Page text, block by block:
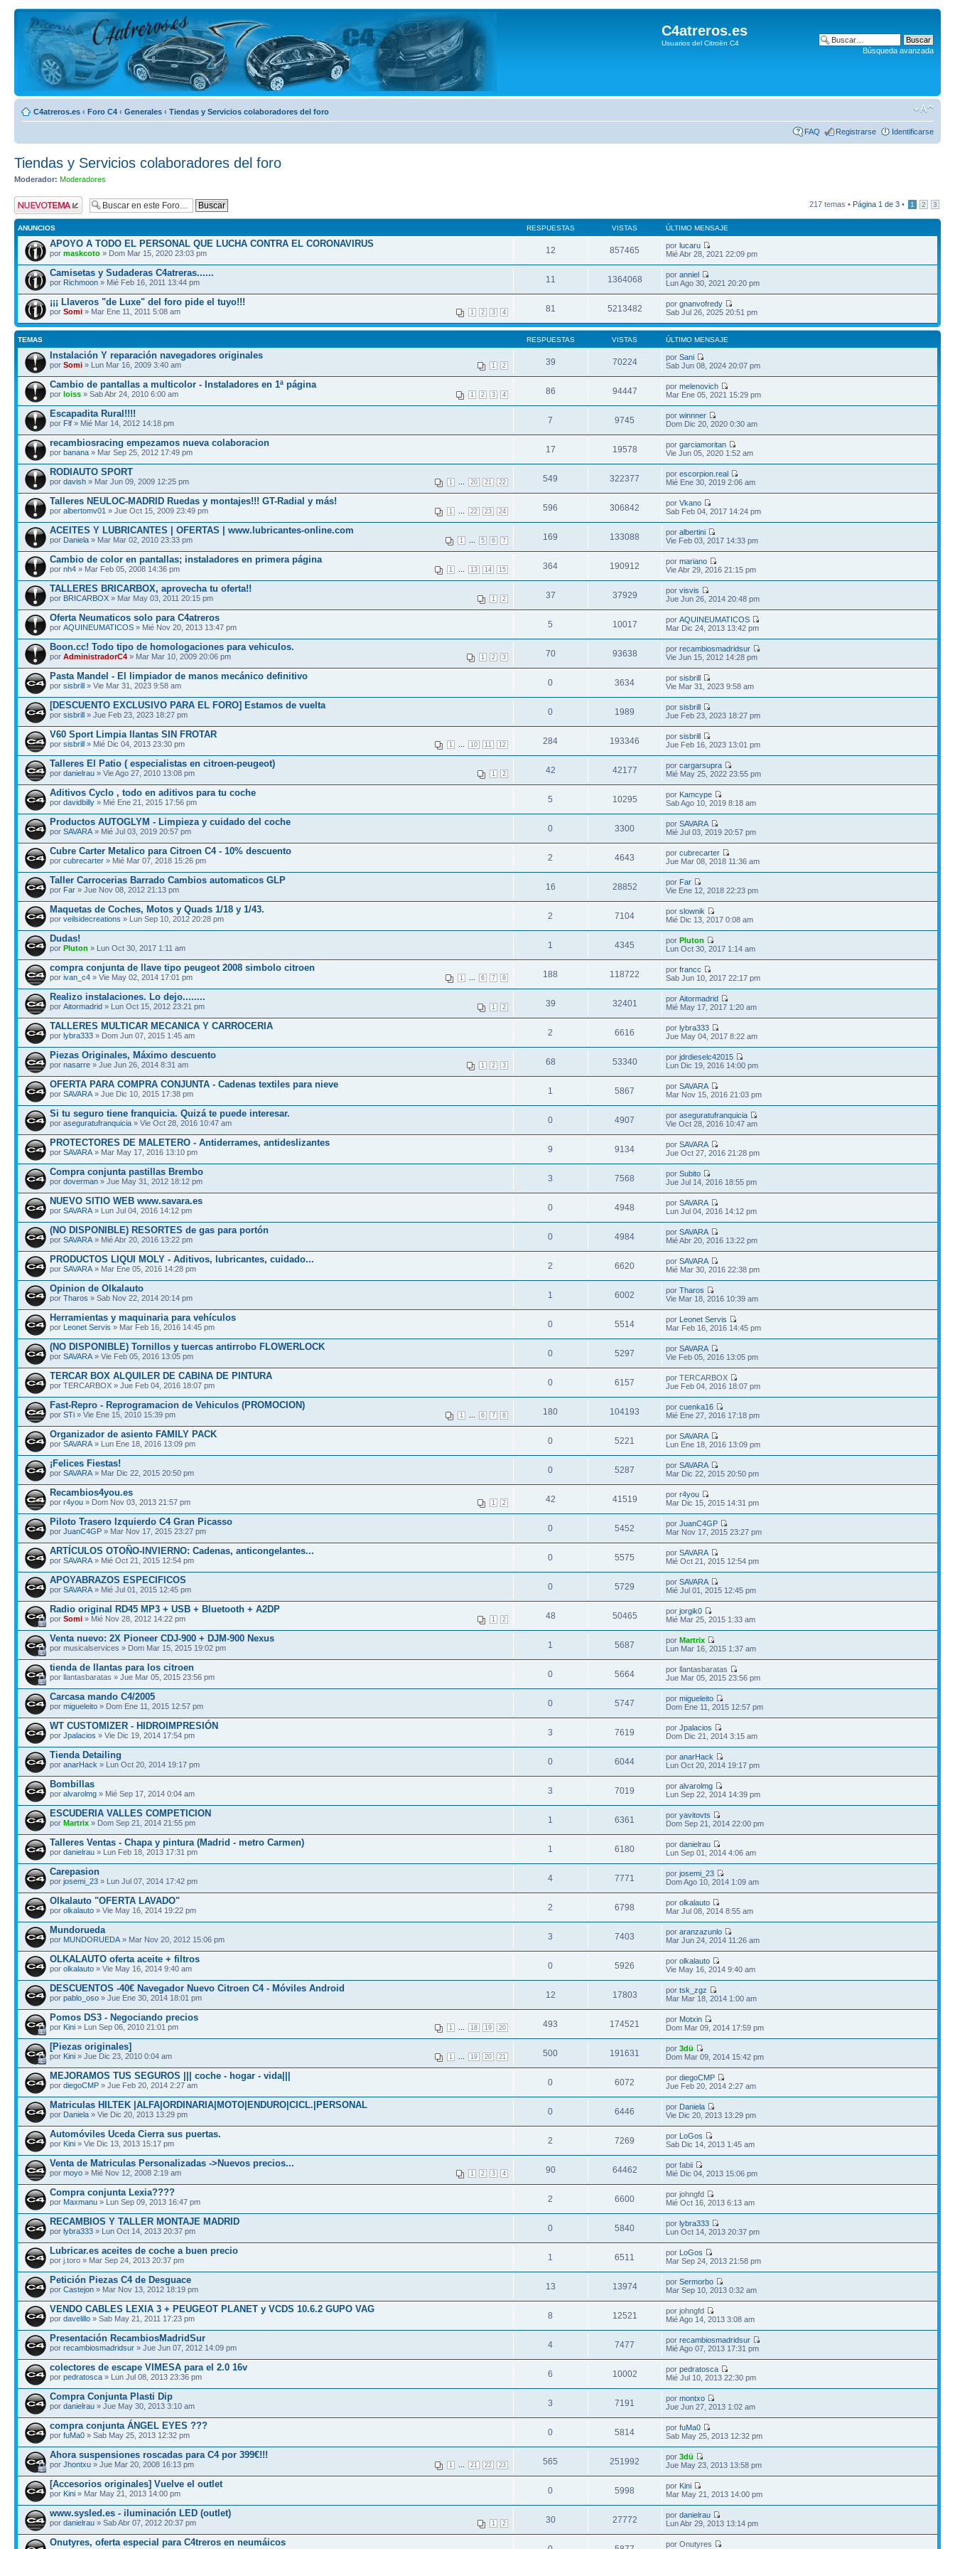
Búsqueda avanzada
C4atreros.es
Usuarios del Citroën C4
C4atreros.es ‹ Foro C4 ‹ Generales ‹ Tiendas y Servicios colaboradores del foro
FAQ Registrarse Identificarse
Tiendas y Servicios colaboradores del foro
Moderador: Moderadores
Publicar un nuevo
tema
217 temas • Página 1 de 3 • 1 2 3
ANUNCIOS RESPUESTAS VISTAS ÚLTIMO MENSAJE
APOYO A TODO EL PERSONAL QUE LUCHA CONTRA EL CORONAVIRUS
por maskcoto » Dom Mar 15, 2020 23:03 pm 12 857465 porlucaru
Mié Abr 28, 2021 22:09 pm
Camisetas y Sudaderas C4atreras......
por Richmoon » Mié Feb 16, 2011 13:44 pm 11 1364068 poranniel
Lun Ago 30, 2021 20:20 pm
¡¡¡ Llaveros "de Luxe" del foro pide el tuyo!!!
1 2 3 4
por Somi » Mar Ene 11, 2011 5:08 am 81 5213482 porgnanvofredy
Sab Jul 26, 2025 20:51 pm
TEMAS RESPUESTAS VISTAS ÚLTIMO MENSAJE
Instalación Y reparación navegadores originales
1 2
por Somi » Lun Mar 16, 2009 3:40 am 39 70224 porSani
Sab Jun 08, 2024 20:07 pm
Cambio de pantallas a multicolor - Instaladores en 1ª página
1 2 3 4
por loiss » Sab Abr 24, 2010 6:00 am 86 94447 pormelenovich
Mar Ene 05, 2021 15:29 pm
Escapadita Rural!!!!
por Flf » Mié Mar 14, 2012 14:18 pm 7 9745 porwinnner
Dom Dic 20, 2020 0:30 am
recambiosracing empezamos nueva colaboracion
por banana » Mar Sep 25, 2012 17:49 pm 17 19578 porgarciamoritan
Vie Jun 05, 2020 1:52 am
RODIAUTO SPORT
1 20 21 22
por davish » Mar Jun 09, 2009 12:25 pm 549 322377 porescorpion.real
Mié Ene 30, 2019 2:06 am
Talleres NEULOC-MADRID Ruedas y montajes!!! GT-Radial y más!
1 22 23 24
por albertomv01 » Jue Oct 15, 2009 23:49 pm 596 306842 porVkano
Sab Feb 04, 2017 14:24 pm
ACEITES Y LUBRICANTES | OFERTAS | www.lubricantes-online.com
1 5 6 7
por Daniela » Mar Mar 02, 2010 23:33 pm 169 133088 poralbertini
Vie Feb 03, 2017 14:33 pm
Cambio de color en pantallas; instaladores en primera página
1 13 14 15
por nh4 » Mar Feb 05, 2008 14:36 pm 364 190912 pormariano
Vie Abr 29, 2016 21:15 pm
TALLERES BRICARBOX, aprovecha tu oferta!!
1 2
por BRICARBOX » Mar May 03, 2011 20:15 pm 37 37929 porvisvis
Jue Jun 26, 2014 20:48 pm
Oferta Neumaticos solo para C4atreros
por AQUINEUMATICOS » Mié Nov 20, 2013 13:47 pm 5 10017 porAQUINEUMATICOS
Mar Dic 24, 2013 13:42 pm
Boon.cc! Todo tipo de homologaciones para vehiculos.
1 2 3
por AdministradorC4 » Mar Mar 10, 2009 20:06 pm 70 93638 porrecambiosmadridsur
Vie Jun 15, 2012 14:28 pm
Pasta Mandel - El limpiador de manos mecánico definitivo
por sisbrill » Vie Mar 31, 2023 9:58 am 0 3634 porsisbrill
Vie Mar 31, 2023 9:58 am
[DESCUENTO EXCLUSIVO PARA EL FORO] Estamos de vuelta
por sisbrill » Jue Feb 23, 2023 18:27 pm 0 1989 porsisbrill
Jue Feb 23, 2023 18:27 pm
V60 Sport Limpia llantas SIN FROTAR
1 10 11 12
por sisbrill » Mié Dic 04, 2013 23:30 pm 284 193346 porsisbrill
Jue Feb 16, 2023 13:01 pm
Talleres El Patio ( especialistas en citroen-peugeot)
1 2
por danielrau » Vie Ago 27, 2010 13:08 pm 42 42177 porcargarsupra
Mié May 25, 2022 23:55 pm
Aditivos Cyclo , todo en aditivos para tu coche
por davidbilly » Mié Ene 21, 2015 17:56 pm 5 10295 por Kamcype
Sab Ago 10, 2019 8:18 am
Productos AUTOGLYM - Limpieza y cuidado del coche
por SAVARA » Mié Jul 03, 2019 20:57 pm 0 3300 porSAVARA
Mié Jul 03, 2019 20:57 pm
Cubre Carter Metalico para Citroen C4 - 10% descuento
por cubrecarter » Mié Mar 07, 2018 15:26 pm 2 4643 porcubrecarter
Jue Mar 08, 2018 11:36 am
Taller Carrocerias Barrado Cambios automaticos GLP
por Far » Jue Nov 08, 2012 21:13 pm 16 28852 por Far
Vie Ene 12, 2018 22:23 pm
Maquetas de Coches, Motos y Quads 1/18 y 1/43.
por veilsidecreations » Lun Sep 10, 2012 20:28 pm 2 7104 porslownik
Mié Dic 13, 2017 0:08 am
Dudas!
por Pluton » Lun Oct 30, 2017 1:11 am 1 4345 porPluton
Lun Oct 30, 2017 1:14 am
compra conjunta de llave tipo peugeot 2008 simbolo citroen
1 6 7 8
por ivan_c4 » Vie May 02, 2014 17:01 pm 188 118722 porfrancc
Sab Jun 10, 2017 22:17 pm
Realizo instalaciones. Lo dejo........
1 2
por Aitormadrid » Lun Oct 15, 2012 23:21 pm 39 32401 porAitormadrid
Mié May 17, 2017 1:20 am
TALLERES MULTICAR MECANICA Y CARROCERIA
por lybra333 » Dom Jun 07, 2015 1:45 am 2 6616 porlybra333
Jue May 04, 2017 8:22 am
Piezas Originales, Máximo descuento
1 2 3
por nasarre » Jue Jun 26, 2014 8:31 am 68 53340 porjdrdieselc42015
Lun Dic 19, 2016 14:00 pm
OFERTA PARA COMPRA CONJUNTA - Cadenas textiles para nieve
por SAVARA » Jue Dic 10, 2015 17:38 pm 1 5867 porSAVARA
Mar Nov 15, 2016 21:03 pm
Si tu seguro tiene franquicia. Quizá te puede interesar.
por aseguratufranquicia » Vie Oct 28, 2016 10:47 am 0 4907 poraseguratufranquicia
Vie Oct 28, 2016 10:47 am
PROTECTORES DE MALETERO - Antiderrames, antideslizantes
por SAVARA » Mar May 17, 2016 13:10 pm 9 9134 porSAVARA
Jue Oct 27, 2016 21:28 pm
Compra conjunta pastillas Brembo
por doverman » Jue May 31, 2012 18:12 pm 3 7568 porSubito
Jue Jul 14, 2016 18:55 pm
NUEVO SITIO WEB www.savara.es
por SAVARA » Lun Jul 04, 2016 14:12 pm 0 4948 porSAVARA
Lun Jul 04, 2016 14:12 pm
(NO DISPONIBLE) RESORTES de gas para portón
por SAVARA » Mié Abr 20, 2016 13:22 pm 0 4984 porSAVARA
Mié Abr 20, 2016 13:22 pm
PRODUCTOS LIQUI MOLY - Aditivos, lubricantes, cuidado...
por SAVARA » Mar Ene 05, 2016 14:28 pm 2 6620 porSAVARA
Mié Mar 30, 2016 22:38 pm
Opinion de Olkalauto
por Tharos » Sab Nov 22, 2014 20:14 pm 1 6002 porTharos
Vie Mar 18, 2016 10:39 am
Herramientas y maquinaria para vehículos
por Leonet Servis » Mar Feb 16, 2016 14:45 pm 0 5514 por Leonet Servis
Mar Feb 16, 2016 14:45 pm
(NO DISPONIBLE) Tornillos y tuercas antirrobo FLOWERLOCK
por SAVARA » Vie Feb 05, 2016 13:05 pm 0 5297 porSAVARA
Vie Feb 05, 2016 13:05 pm
TERCAR BOX ALQUILER DE CABINA DE PINTURA
por TERCARBOX » Jue Feb 04, 2016 18:07 pm 0 6157
por TERCARBOX
Jue Feb 04, 2016 18:07 pm
Fast-Repro - Reprogramacion de Vehiculos (PROMOCION)
1 6 7 8
por STi » Vie Ene 15, 2010 15:39 pm 180 104193 porcuenka16
Mié Ene 27, 2016 17:18 pm
Organizador de asiento FAMILY PACK
por SAVARA » Lun Ene 18, 2016 13:09 pm 0 5221 porSAVARA
Lun Ene 18, 2016 13:09 pm
¡Felices Fiestas!
por SAVARA » Mar Dic 22, 2015 20:50 pm 0 5287 porSAVARA
Mar Dic 22, 2015 20:50 pm
Recambios4you.es
1 2
por r4you » Dom Nov 03, 2013 21:57 pm 42 41519 porr4you
Mar Dic 15, 2015 14:31 pm
Piloto Trasero Izquierdo C4 Gran Picasso
por JuanC4GP » Mar Nov 17, 2015 23:27 pm 0 5452 porJuanC4GP
Mar Nov 17, 2015 23:27 pm
ARTÍCULOS OTOÑO-INVIERNO: Cadenas, anticongelantes...
por SAVARA » Mié Oct 21, 2015 12:54 pm 0 5575 porSAVARA
Mié Oct 21, 2015 12:54 pm
APOYABRAZOS ESPECIFICOS
por SAVARA » Mié Jul 01, 2015 12:45 pm 0 5729 porSAVARA
Mié Jul 01, 2015 12:45 pm
Radio original RD45 MP3 + USB + Bluetooth + A2DP
1 2
por Somi » Mié Nov 28, 2012 14:22 pm 48 50465 porjorgik0
Mié Mar 25, 2015 1:33 am
Venta nuevo: 2X Pioneer CDJ-900 + DJM-900 Nexus
por musicalservices » Dom Mar 15, 2015 19:02 pm 1 5687 porMartrix
Lun Mar 16, 2015 1:37 am
tienda de llantas para los citroen
por llantasbaratas » Jue Mar 05, 2015 23:56 pm 0 5664
por llantasbaratas
Jue Mar 05, 2015 23:56 pm
Carcasa mando C4/2005
por migueleito » Dom Ene 11, 2015 12:57 pm 0 5747 pormigueleito
Dom Ene 11, 2015 12:57 pm
WT CUSTOMIZER - HIDROIMPRESIÓN
por Jpalacios » Vie Dic 19, 2014 17:54 pm 3 7619 porJpalacios
Dom Dic 21, 2014 3:15 am
Tienda Detailing
por anarHack » Lun Oct 20, 2014 19:17 pm 0 6044 poranarHack
Lun Oct 20, 2014 19:17 pm
Bombillas
por alvarolmg » Mié Sep 17, 2014 0:04 am 3 7019 poralvarolmg
Lun Sep 22, 2014 14:39 pm
ESCUDERIA VALLES COMPETICION
por Martrix » Dom Sep 21, 2014 21:55 pm 1 6361 poryavitovts
Dom Sep 21, 2014 22:00 pm
Talleres Ventas - Chapa y pintura (Madrid - metro Carmen)
por danielrau » Lun Feb 18, 2013 17:31 pm 1 6180 pordanielrau
Lun Sep 01, 2014 4:06 am
Carepasion
por josemi_23 » Lun Jul 07, 2014 17:42 pm 4 7771 porjosemi_23
Dom Ago 10, 2014 1:09 am
Olkalauto "OFERTA LAVADO"
por olkalauto » Vie May 16, 2014 19:22 pm 2 6798 porolkalauto
Mar Jul 08, 2014 8:55 am
Mundorueda
por MUNDORUEDA » Mar Nov 20, 2012 15:06 pm 3 7403 poraranzazunlo
Mar Jun 24, 2014 11:26 am
OLKALAUTO oferta aceite + filtros
por olkalauto » Vie May 16, 2014 9:40 am 0 5926 porolkalauto
Vie May 16, 2014 9:40 am
DESCUENTOS -40€ Navegador Nuevo Citroen C4 - Móviles Android
por pablo_oso » Jue Ene 30, 2014 18:01 pm 12 17803 portsk_zgz
Mar Mar 18, 2014 1:00 am
Pomos DS3 - Negociando precios
1 18 19 20
por Kini » Lun Sep 06, 2010 21:01 pm 493 174521 por Motxin
Dom Mar 09, 2014 17:59 pm
[Piezas originales]
1 19 20 21
por Kini » Jue Dic 23, 2010 0:04 am 500 191631 por3dü
Dom Mar 09, 2014 15:42 pm
MEJORAMOS TUS SEGUROS ||| coche - hogar - vida|||
por diegoCMP » Jue Feb 20, 2014 2:27 am 0 6072 pordiegoCMP
Jue Feb 20, 2014 2:27 am
Matriculas HILTEK |ALFA|ORDINARIA|MOTO|ENDURO|CICL.|PERSONAL
por Daniela » Vie Dic 20, 2013 13:29 pm 0 6446 por Daniela
Vie Dic 20, 2013 13:29 pm
Automóviles Uceda Cierra sus puertas.
por Kini » Vie Dic 13, 2013 15:17 pm 2 7269 por LoGos
Sab Dic 14, 2013 1:45 am
Venta de Matriculas Personalizadas ->Nuevos precios...
1 2 3 4
por moyo » Mié Nov 12, 2008 2:19 am 90 64462
por fabii
Mié Dic 04, 2013 15:06 pm
Compra conjunta Lexia????
por Maxmanu » Lun Sep 09, 2013 16:47 pm 2 6600
por johngfd
Mié Oct 16, 2013 6:13 am
RECAMBIOS Y TALLER MONTAJE MADRID
por lybra333 » Lun Oct 14, 2013 20:37 pm 0 5840 porlybra333
Lun Oct 14, 2013 20:37 pm
Lubricar.es aceites de coche a buen precio
por j.toro » Mar Sep 24, 2013 20:37 pm 1 6511 por LoGos
Mar Sep 24, 2013 21:58 pm
Petición Piezas C4 de Desguace
por Castejon » Mar Nov 13, 2012 18:19 pm 13 13974 porSermorbo
Mar Sep 10, 2013 0:32 am
VENDO CABLES LEXIA 3 + PEUGEOT PLANET y VCDS 10.6.2 GUPO VAG
por davelillo » Sab May 21, 2011 17:23 pm 8 12521
por johngfd
Mié Ago 14, 2013 3:08 am
Presentación RecambiosMadridSur
por recambiosmadridsur » Jue Jun 07, 2012 14:09 pm 4 7477 porrecambiosmadridsur
Mié Ago 07, 2013 17:31 pm
colectores de escape VIMESA para el 2.0 16v
por pedratosca » Lun Jul 08, 2013 23:36 pm 6 10002 porpedratosca
Mié Jul 10, 2013 22:30 pm
Compra Conjunta Plasti Dip
por danielrau » Jue May 30, 2013 3:10 am 3 7191 pormontxo
Jue Jun 27, 2013 1:02 am
compra conjunta ÁNGEL EYES ???
por fuMa0 » Sab May 25, 2013 12:32 pm 0 5814 porfuMa0
Sab May 25, 2013 12:32 pm
Ahora suspensiones roscadas para C4 por 399€!!!
1 21 22 23
por Jhontxu » Jue Mar 20, 2008 16:13 pm 565 251992 por3dü
Jue May 23, 2013 13:58 pm
[Accesorios originales] Vuelve el outlet
por Kini » Mar May 21, 2013 14:00 pm 0 5998 por Kini
Mar May 21, 2013 14:00 pm
www.sysled.es - iluminación LED (outlet)
1 2
por danielrau » Sab Abr 07, 2012 20:37 pm 30 27772 pordanielrau
Lun Abr 29, 2013 13:14 pm
Onutyres, oferta especial para C4treros en neumáicos
por Onutyres